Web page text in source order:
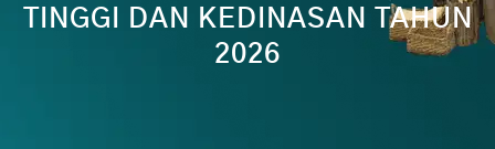
TINGGI DAN KEDINASAN TAHUN
2026